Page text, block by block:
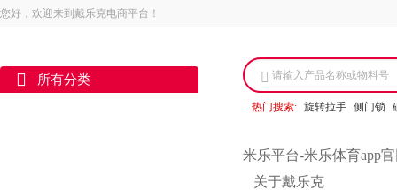
您好，欢迎来到戴乐克电商平台！
所有分类 请输入产品名称或物料号
热门搜索: 旋转拉手 侧门锁
米乐平台-米乐体育app
关于戴乐克